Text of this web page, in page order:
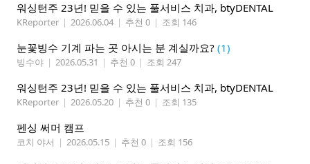
워싱턴주 23년! 믿을 수 있는 풀서비스 치과, btyDENTAL
KReporter | 2026.06.04 | 추천 0 | 조회 146
눈꽃빙수 기계 파는 곳 아시는 분 계실까요? (1)
빙수야 | 2026.05.31 | 추천 0 | 조회 247
워싱턴주 23년! 믿을 수 있는 풀서비스 치과, btyDENTAL
KReporter | 2026.05.20 | 추천 0 | 조회 135
펜싱 써머 캠프
코치 야서 | 2026.05.15 | 추천 0 | 조회 156